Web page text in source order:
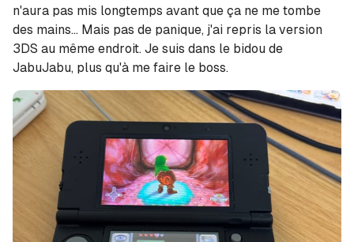
n'aura pas mis longtemps avant que ça ne me tombe
des mains... Mais pas de panique, j'ai repris la version
3DS au même endroit. Je suis dans le bidou de
JabuJabu, plus qu'à me faire le boss.